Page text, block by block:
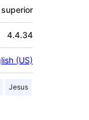
4.4.34
(US)
Jesus